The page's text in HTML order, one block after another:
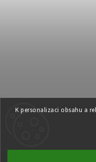
K personalizaci obsahu a